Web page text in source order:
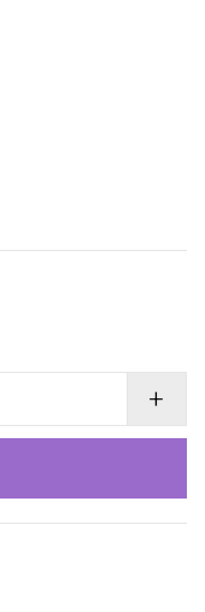
+